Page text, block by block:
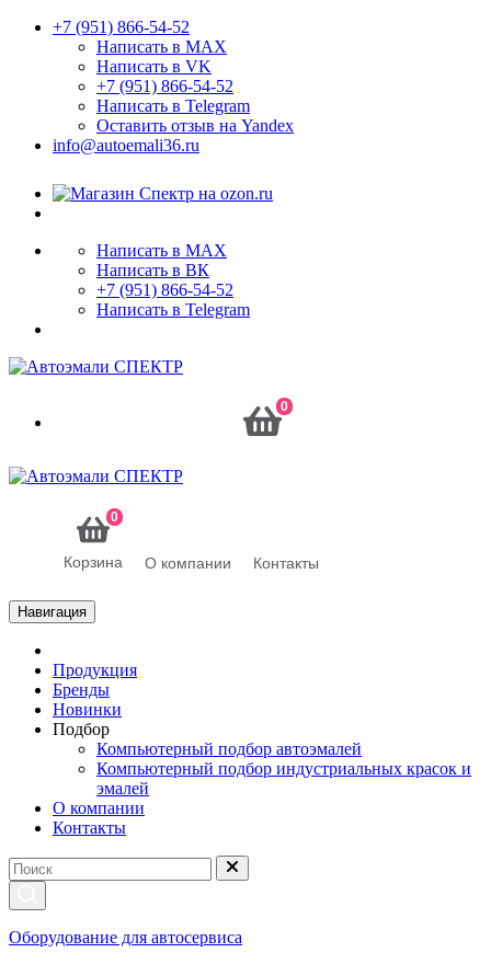
+7 (951) 866-54-52
Написать в MAX
Написать в VK
+7 (951) 866-54-52
Написать в Telegram
Оставить отзыв на Yandex
info@autoemali36.ru
Написать в MAX
Написать в ВК
+7 (951) 866-54-52
Написать в Telegram
0
0
Корзина О компании Контакты
Навигация
Продукция
Бренды
Новинки
Подбор
Компьютерный подбор автоэмалей
Компьютерный подбор индустриальных красок и
эмалей
О компании
Контакты
Оборудование для автосервиса